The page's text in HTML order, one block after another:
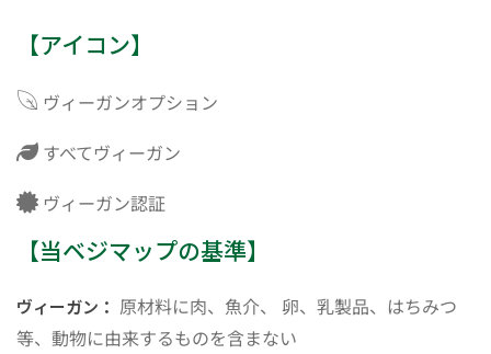
【アイコン】
ヴィーガンオプション
すべてヴィーガン
ヴィーガン認証
【当ベジマップの基準】
ヴィーガン： 原材料に肉、魚介、 卵、乳製品、はちみつ
等、動物に由来するものを含まない